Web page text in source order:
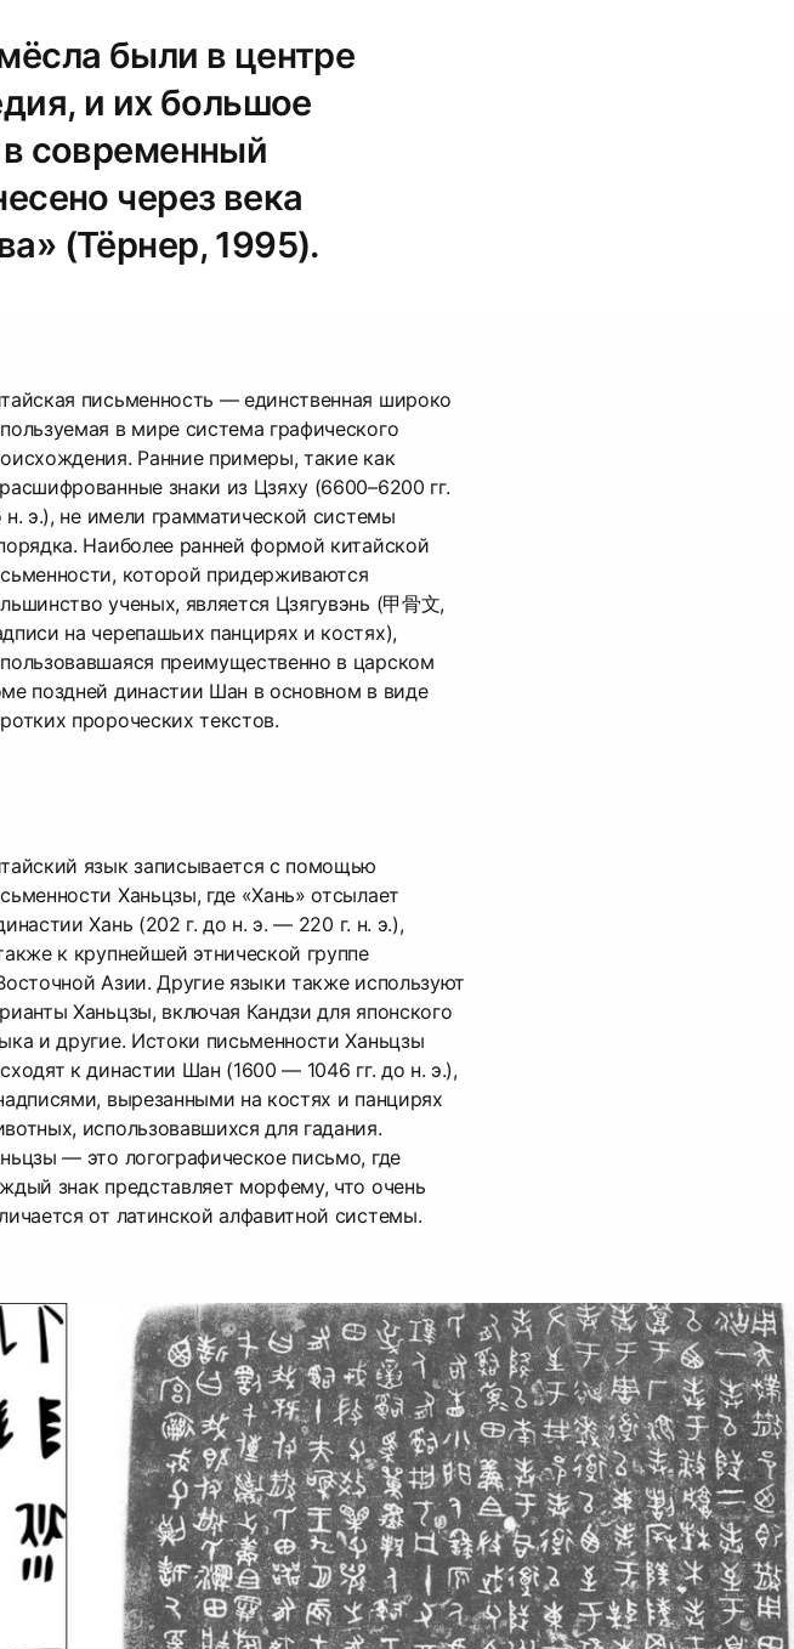
были в центре
и их большое
современный
через века
(Тёрнер, 1995).
письменность — единственная широко
в мире система графического
Ранние примеры, такие как
знаки из Цзяху (6600–6200 гг.
н. э.), не имели грамматической системы
Наиболее ранней формой китайской
которой придерживаются
ученых, является Цзягувэнь (甲骨文,
на черепашьих панцирях и костях),
преимущественно в царском
поздней династии Шан в основном в виде
пророческих текстов.
язык записывается с помощью
Ханьцзы, где «Хань» отсылает
Хань (202 г. до н. э. — 220 г. н. э.),
к крупнейшей этнической группе
Азии. Другие языки также используют
Ханьцзы, включая Кандзи для японского
и другие. Истоки письменности Ханьцзы
к династии Шан (1600 — 1046 гг. до н. э.),
вырезанными на костях и панцирях
использовавшихся для гадания.
— это логографическое письмо, где
знак представляет морфему, что очень
от латинской алфавитной системы.